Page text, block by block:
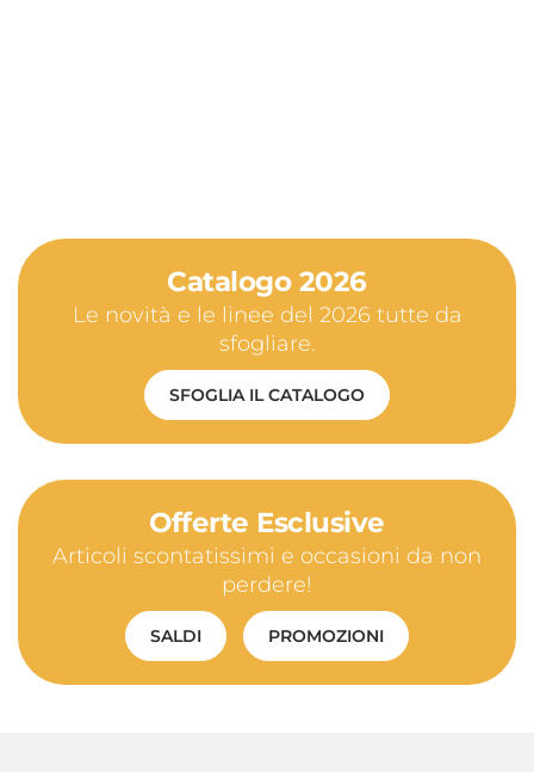
Catalogo 2026
Le novità e le linee del 2026 tutte da
sfogliare.
SFOGLIA IL CATALOGO
Offerte Esclusive
Articoli scontatissimi e occasioni da non
perdere!
SALDI PROMOZIONI